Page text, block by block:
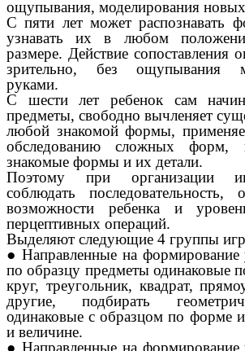
ощупывания, моделирования
С пяти лет может распознавать
узнавать их в любом
размере. Действие сопоставления
зрительно, без ощупывания
руками.
С шести лет ребенок сам
предметы, свободно вычленяет
любой знакомой формы,
обследованию сложных форм,
знакомые формы и их детали.
Поэтому при организации
соблюдать последовательность,
возможности ребенка и
перцептивных операций.
Выделяют следующие 4 группы
● Направленные на формирование
по образцу предметы одинаковые
круг, треугольник, квадрат,
другие, подбирать
одинаковые с образцом по форме
и величине.